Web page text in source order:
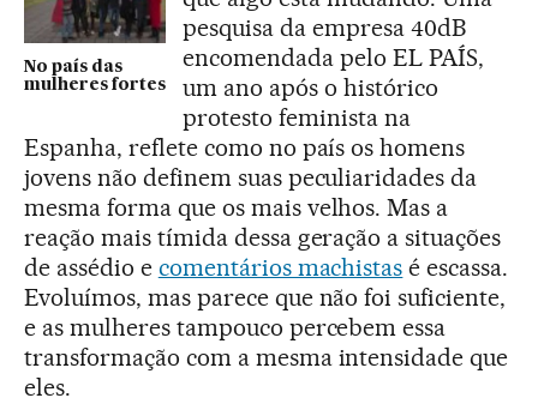
No país das
mulheres fortes
pesquisa da empresa 40dB
encomendada pelo EL PAÍS,
um ano após o histórico
protesto feminista na
Espanha, reflete como no país os homens
jovens não definem suas peculiaridades da
mesma forma que os mais velhos. Mas a
reação mais tímida dessa geração a situações
de assédio e comentários machistas é escassa.
Evoluímos, mas parece que não foi suficiente,
e as mulheres tampouco percebem essa
transformação com a mesma intensidade que
eles.